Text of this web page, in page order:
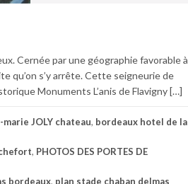
Cernée par une géographie favorable à
qu’on s’y arrête. Cette seigneurie de
Monuments L’anis de Flavigny […]
marie JOLY chateau, bordeaux hotel de la
, PHOTOS DES PORTES DE
bordeaux, plan stade chaban delmas